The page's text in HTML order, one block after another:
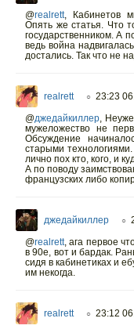
@realrett,
Кабинетов
Опять же статья. Что
государственником. А
ведь война
достались. Так что не
realrett ○ 23:23
@джедайкиллер,
мужеложество не
Обсуждение
старыми
лично пох кто, кого, и
А по поводу
французских либо
джедайкиллер ○
@realrett,ага первое
в 90е, вот и бардак.
сидя в кабинетиках и
им некогда.
realrett ○ 23:12